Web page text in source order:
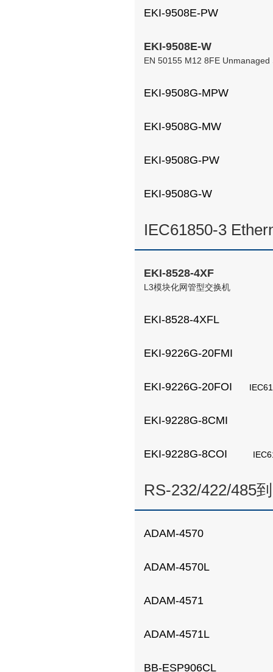
EKI-9508E-PW
EKI-9508E-W
EN 50155 M12 8FE Unmanaged
EKI-9508G-MPW
EKI-9508G-MW
EKI-9508G-PW
EKI-9508G-W
IEC61850-3
EKI-8528-4XF
L3模块化网管型交换机
EKI-8528-4XFL
EKI-9226G-20FMI
EKI-9226G-20FOI
EKI-9228G-8CMI
EKI-9228G-8COI
RS-232/422/485
ADAM-4570
ADAM-4570L
ADAM-4571
ADAM-4571L
BB-ESP906CL